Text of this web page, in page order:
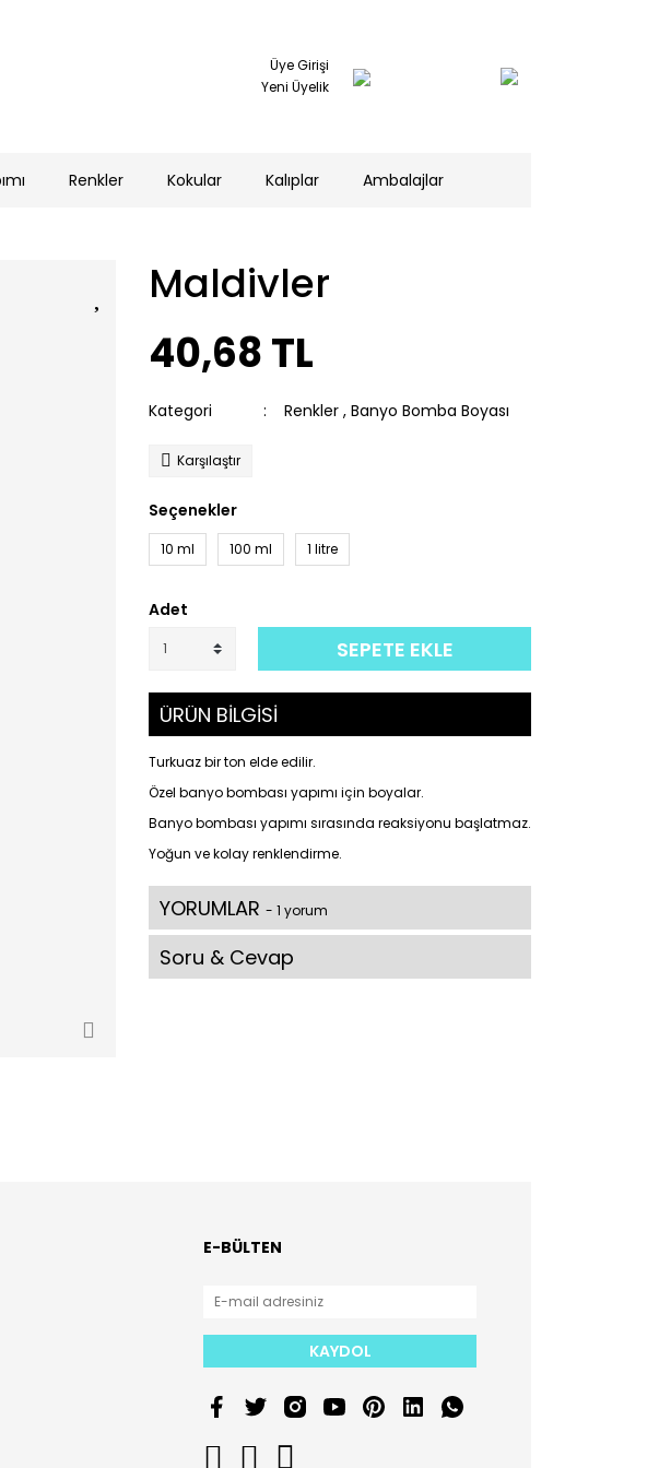
Üye Girişi
Yeni Üyelik
Renkler Kokular Kalıplar Ambalajlar
Maldivler
40,68 TL
Kategori Renkler , Banyo Bomba Boyası
Karşılaştır
Seçenekler
10 ml 100 ml 1 litre
Adet
SEPETE EKLE
ÜRÜN BİLGİSİ
Turkuaz bir ton elde edilir.
Özel banyo bombası yapımı için boyalar.
Banyo bombası yapımı sırasında reaksiyonu başlatmaz.
Yoğun ve kolay renklendirme.
YORUMLAR - 1 yorum
Soru & Cevap
E-BÜLTEN
KAYDOL